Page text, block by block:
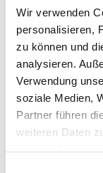
Wir verwenden
personalisieren,
zu können und
analysieren.
Verwendung
soziale Medien,
Partner führen
weiteren Daten
RZR
RZKd
RZKm
RZÖko
Gesundheit
88
RZGesund
RZEuterfit
RZKlaue